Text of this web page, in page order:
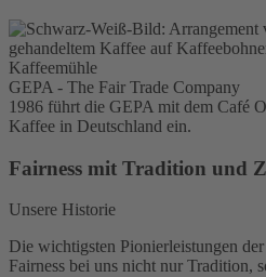
GEPA - The Fair Trade Company
1986 führt die GEPA mit dem Café
Kaffee in Deutschland ein.
Fairness mit Tradition und
Unsere Historie
Die wichtigsten Pionierleistungen
Fairness bei uns nicht nur Tradition,